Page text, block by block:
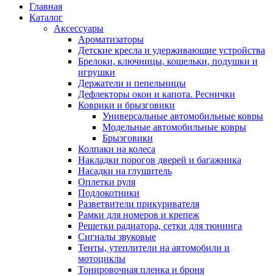
Главная
Каталог
Аксессуары
Ароматизаторы
Детские кресла и удерживающие устройства
Брелоки, ключницы, кошельки, подушки и
игрушки
Держатели и пепельницы
Дефлекторы окон и капота. Реснички
Коврики и брызговики
Универсальные автомобильные ковры
Модельные автомобильные ковры
Брызговики
Колпаки на колеса
Накладки порогов дверей и багажника
Насадки на глушитель
Оплетки руля
Подлокотники
Разветвители прикуривателя
Рамки для номеров и крепеж
Решетки радиатора, сетки для тюнинга
Сигналы звуковые
Тенты, утеплители на автомобили и
мотоциклы
Тонировочная пленка и броня